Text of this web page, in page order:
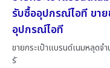
รับซื้ออุปกรณ์ไอที ขา
อุปกรณ์ไอที
ขายกระเป๋าแบรนด์เนมหลุดจ
รั